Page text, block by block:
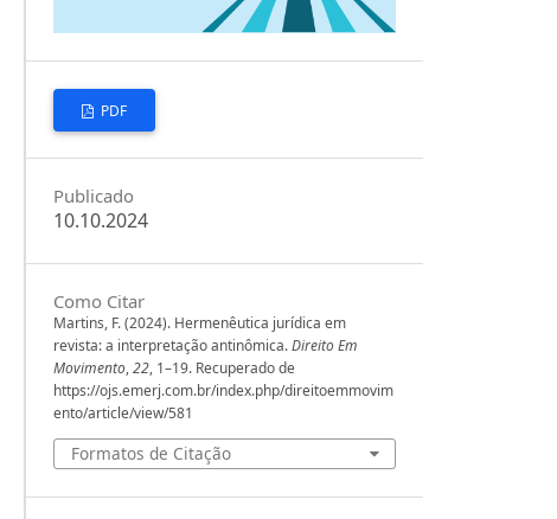
PDF
Publicado
10.10.2024
Como Citar
Martins, F. (2024). Hermenêutica jurídica em
revista: a interpretação antinômica.Direito Em
Movimento,22, 1–19. Recuperado de
https://ojs.emerj.com.br/index.php/direitoemmovim
ento/article/view/581
Formatos de Citação